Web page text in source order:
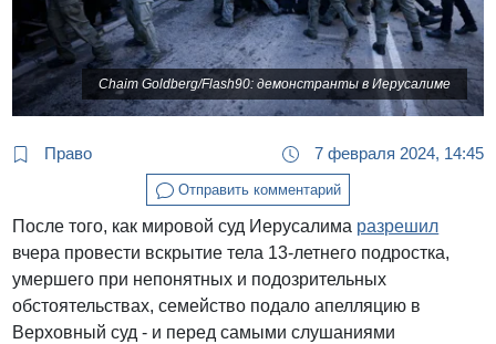
Chaim Goldberg/Flash90: демонстранты в Иерусалиме
Право 7 февраля 2024, 14:45
Отправить комментарий
После того, как мировой суд Иерусалима разрешил
вчера провести вскрытие тела 13-летнего подростка,
умершего при непонятных и подозрительных
обстоятельствах, семейство подало апелляцию в
Верховный суд - и перед самыми слушаниями